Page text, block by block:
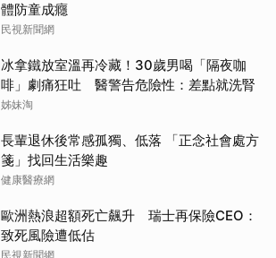
體防童成癮
民視新聞網
冰拿鐵放室溫再冷藏！30歲男喝「隔夜咖
啡」劇痛狂吐 醫警告危險性：差點就洗腎
姊妹淘
長輩退休後常感孤獨、低落 「正念社會處方
箋」找回生活樂趣
健康醫療網
歐洲熱浪超額死亡飆升 瑞士再保險CEO：
致死風險遭低估
民視新聞網